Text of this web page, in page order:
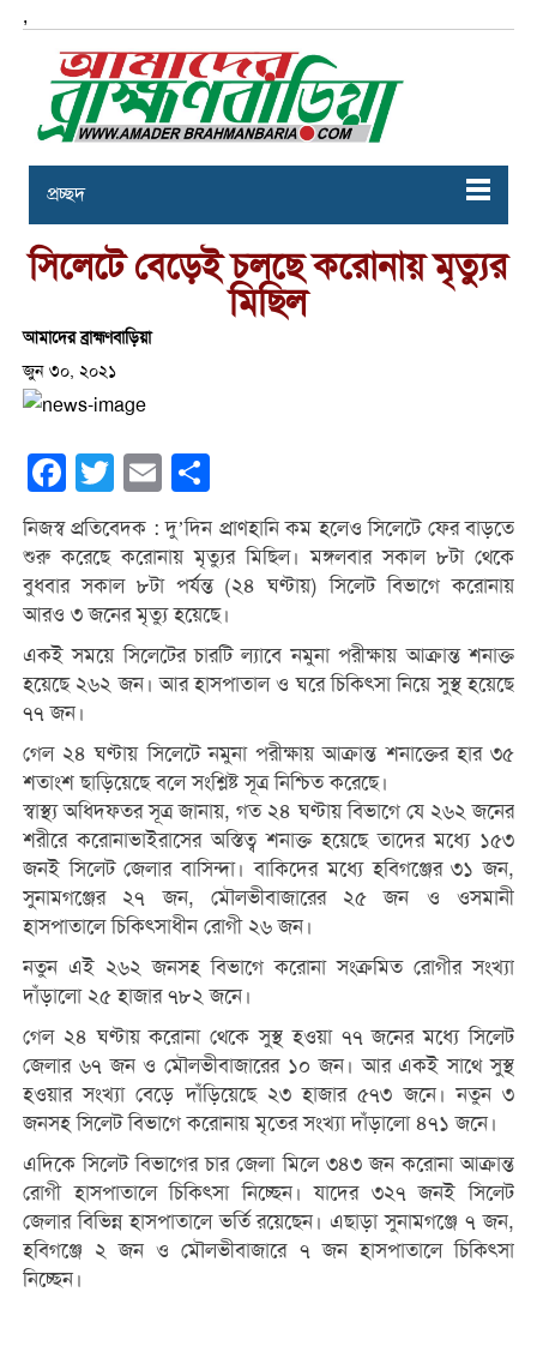
,
প্রচ্ছদ
সিলেটে বেড়েই চলছে করোনায় মৃত্যুর
মিছিল
আমাদের ব্রাহ্মণবাড়িয়া
জুন ৩০, ২০২১
Facebook
Twitter Email
নিজস্ব প্রতিবেদক : দু’দিন প্রাণহানি কম হলেও সিলেটে ফের বাড়তে
শুরু করেছে করোনায় মৃত্যুর মিছিল। মঙ্গলবার সকাল ৮টা থেকে
বুধবার সকাল ৮টা পর্যন্ত (২৪ ঘণ্টায়) সিলেট বিভাগে করোনায়
আরও ৩ জনের মৃত্যু হয়েছে।
একই সময়ে সিলেটের চারটি ল্যাবে নমুনা পরীক্ষায় আক্রান্ত শনাক্ত
হয়েছে ২৬২ জন। আর হাসপাতাল ও ঘরে চিকিৎসা নিয়ে সুস্থ হয়েছে
৭৭ জন।
গেল ২৪ ঘণ্টায় সিলেটে নমুনা পরীক্ষায় আক্রান্ত শনাক্তের হার ৩৫
শতাংশ ছাড়িয়েছে বলে সংশ্লিষ্ট সূত্র নিশ্চিত করেছে।
স্বাস্থ্য অধিদফতর সূত্র জানায়, গত ২৪ ঘণ্টায় বিভাগে যে ২৬২ জনের
শরীরে করোনাভাইরাসের অস্তিত্ব শনাক্ত হয়েছে তাদের মধ্যে ১৫৩
জনই সিলেট জেলার বাসিন্দা। বাকিদের মধ্যে হবিগঞ্জের ৩১ জন,
সুনামগঞ্জের ২৭ জন, মৌলভীবাজারের ২৫ জন ও ওসমানী
হাসপাতালে চিকিৎসাধীন রোগী ২৬ জন।
নতুন এই ২৬২ জনসহ বিভাগে করোনা সংক্রমিত রোগীর সংখ্যা
দাঁড়ালো ২৫ হাজার ৭৮২ জনে।
গেল ২৪ ঘণ্টায় করোনা থেকে সুস্থ হওয়া ৭৭ জনের মধ্যে সিলেট
জেলার ৬৭ জন ও মৌলভীবাজারের ১০ জন। আর একই সাথে সুস্থ
হওয়ার সংখ্যা বেড়ে দাঁড়িয়েছে ২৩ হাজার ৫৭৩ জনে। নতুন ৩
জনসহ সিলেট বিভাগে করোনায় মৃতের সংখ্যা দাঁড়ালো ৪৭১ জনে।
এদিকে সিলেট বিভাগের চার জেলা মিলে ৩৪৩ জন করোনা আক্রান্ত
রোগী হাসপাতালে চিকিৎসা নিচ্ছেন। যাদের ৩২৭ জনই সিলেট
জেলার বিভিন্ন হাসপাতালে ভর্তি রয়েছেন। এছাড়া সুনামগঞ্জে ৭ জন,
হবিগঞ্জে ২ জন ও মৌলভীবাজারে ৭ জন হাসপাতালে চিকিৎসা
নিচ্ছেন।